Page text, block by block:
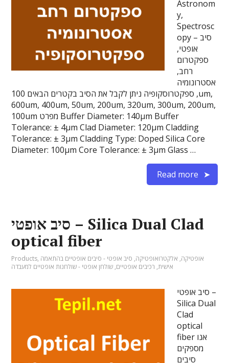
Astronom
y,
Spectrosc
opy – סיב
אופטי,
ספקטרום
רחב,
אסטרונומיה
, ספקטרוסקופיה ניתן לקבל את הסיב בקטרים הבאים 100um,
600um, 400um, 50um, 200um, 320um, 300um, 200um,
100um מפרט Buffer Diameter: 140µm Buffer
Tolerance: ± 4µm Clad Diameter: 120µm Cladding
Tolerance: ± 3µm Cladding Type: Doped Silica Core
Diameter: 100µm Core Tolerance: ± 3µm Glass …
Read more
סיב אופטי – Silica Dual Clad
optical fiber
Products, אופטיקה, אלקטרואופטיקה, סיב אופטי - סיבים אופטיים בהתאמה
אישית, רכיבים אופטיים, שולחן אופטי - שולחנות אופטיים למעבדה
סיב אופטי –
Silica Dual
Clad
optical
fiber אנו
מספקים
סיבים